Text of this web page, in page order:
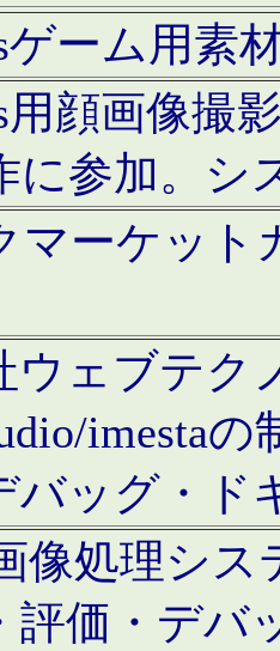
ゲーム用素
用顔画像撮
に参加。シ
マーケット
ウェブテク
imesta
バッグ・ド
像処理シ
評価・デバ